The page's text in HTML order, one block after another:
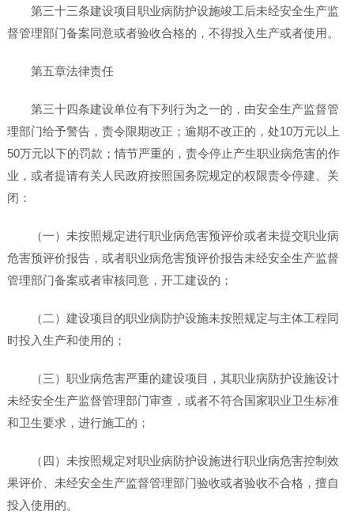
第三十三条建设项目职业病防护设施竣工后未经安全生产监
督管理部门备案同意或者验收合格的，不得投入生产或者使用。
第五章法律责任
第三十四条建设单位有下列行为之一的，由安全生产监督管
理部门给予警告，责令限期改正；逾期不改正的，处10万元以上
50万元以下的罚款；情节严重的，责令停止产生职业病危害的作
业，或者提请有关人民政府按照国务院规定的权限责令停建、关
闭：
（一）未按照规定进行职业病危害预评价或者未提交职业病
危害预评价报告，或者职业病危害预评价报告未经安全生产监督
管理部门备案或者审核同意，开工建设的；
（二）建设项目的职业病防护设施未按照规定与主体工程同
时投入生产和使用的；
（三）职业病危害严重的建设项目，其职业病防护设施设计
未经安全生产监督管理部门审查，或者不符合国家职业卫生标准
和卫生要求，进行施工的；
（四）未按照规定对职业病防护设施进行职业病危害控制效
果评价、未经安全生产监督管理部门验收或者验收不合格，擅自
投入使用的。